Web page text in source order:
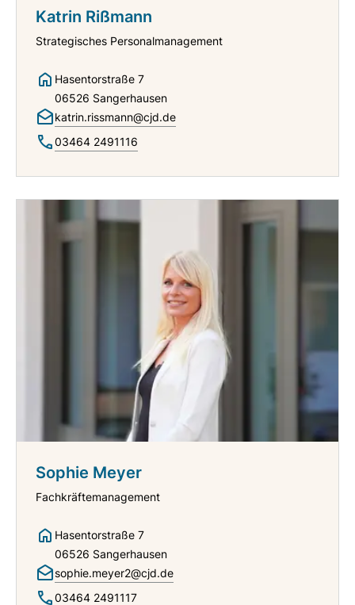
Katrin Rißmann
Strategisches Personalmanagement
Hasentorstraße 7
06526 Sangerhausen
katrin.rissmann@cjd.de
03464 2491116
Sophie Meyer
Fachkräftemanagement
Hasentorstraße 7
06526 Sangerhausen
sophie.meyer2@cjd.de
03464 2491117